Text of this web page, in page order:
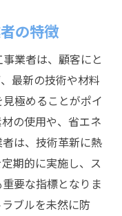
の特徴
業者は、顧客にと
最新の技術や材料
極めることがポイ
の使用や、省エネ
は、技術革新に熱
期的に実施し、ス
要な指標となりま
ブルを未然に防